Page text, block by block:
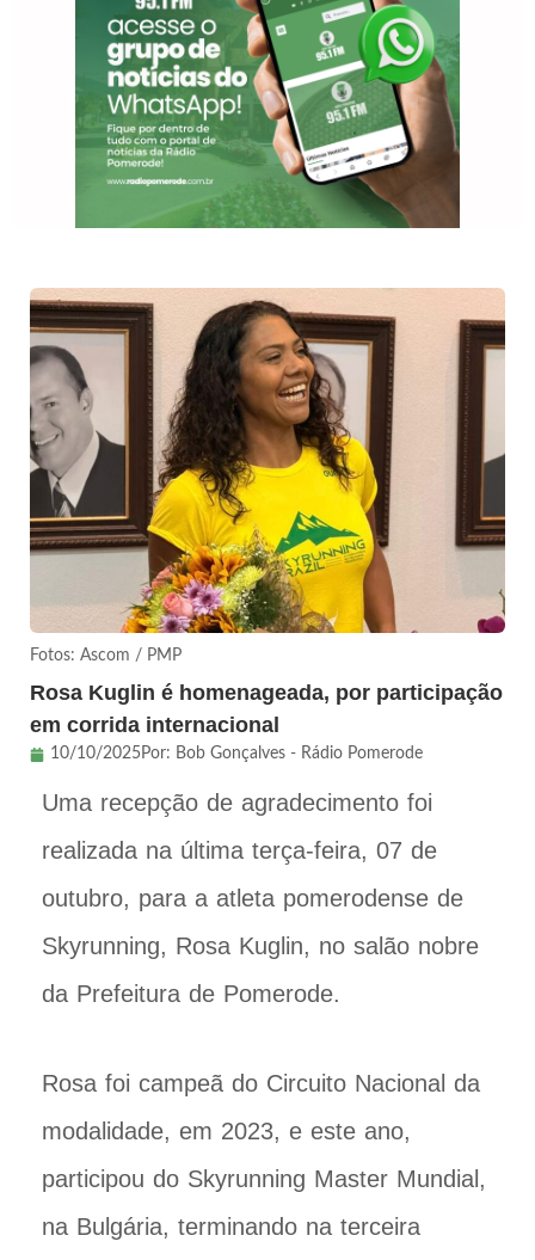
Fotos: Ascom / PMP
Rosa Kuglin é homenageada, por participação
em corrida internacional
10/10/2025Por: Bob Gonçalves - Rádio Pomerode
Uma recepção de agradecimento foi
realizada na última terça-feira, 07 de
outubro, para a atleta pomerodense de
Skyrunning, Rosa Kuglin, no salão nobre
da Prefeitura de Pomerode.
Rosa foi campeã do Circuito Nacional da
modalidade, em 2023, e este ano,
participou do Skyrunning Master Mundial,
na Bulgária, terminando na terceira